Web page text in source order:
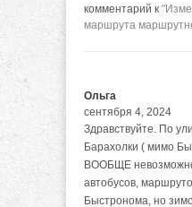
комментарий к
маршрута
Ольга
сентября 4, 2024
Здравствуйте. По
Барахолки ( мимо
ВООБЩЕ
автобусов,
Быстронома, но